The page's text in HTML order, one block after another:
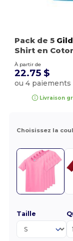
Pack de 5
Shirt en
À partir de
22.75 $
ou 4
Livraison
Choisissez la
Taille